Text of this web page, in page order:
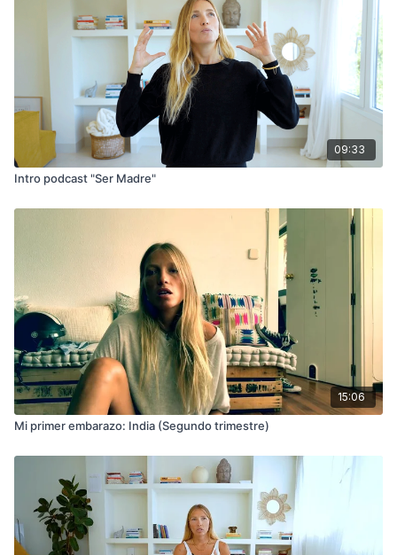
madre, ambos esenciales para un correcto desarrollo como
persona independiente y segura.
09:33
Intro podcast "Ser Madre"
15:06
Mi primer embarazo: India (Segundo trimestre)